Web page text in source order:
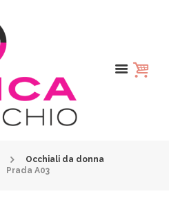
Occhiali da donna
Prada A03